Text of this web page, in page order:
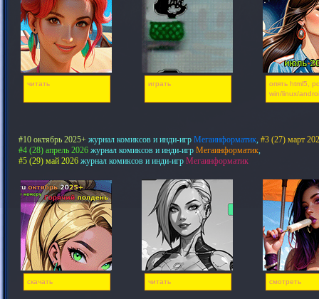
читать играть
опять html5,
win/linux/
#10 октябрь 2025+ журнал комиксов и инди-игр Мегаинформатик, #3 (27) март
#4 (28) апрель 2026 журнал комиксов и инди-игр Мегаинформатик,
#5 (29) май 2026 журнал комиксов и инди-игр Мегаинформатик
скачать читать смотреть